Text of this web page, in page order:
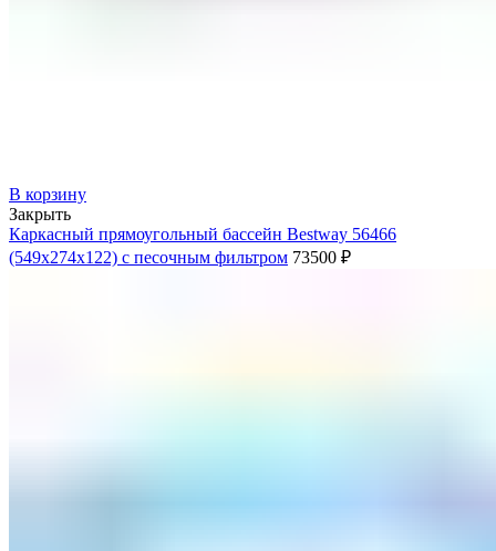
В корзину
Закрыть
Каркасный прямоугольный бассейн Bestway 56466
(549х274х122) с песочным фильтром 73500 ₽